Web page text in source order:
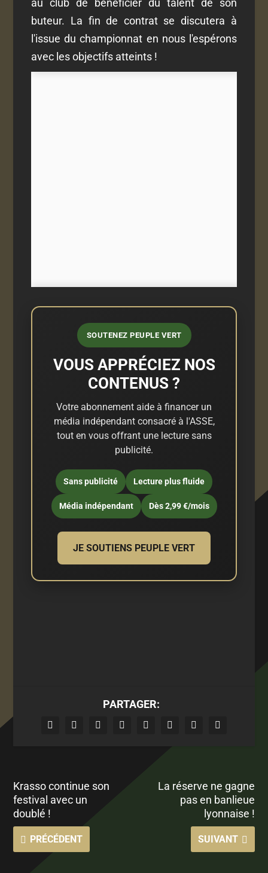
buteur. La fin de contrat se discutera à
l'issue du championnat en nous l'espérons
avec les objectifs atteints !
SOUTENEZ PEUPLE VERT
VOUS APPRÉCIEZ NOS
CONTENUS ?
Votre abonnement aide à financer un
média indépendant consacré à l'ASSE,
tout en vous offrant une lecture sans
publicité.
Sans publicité Lecture plus fluide
Média indépendant Dès 2,99 €/mois
JE SOUTIENS PEUPLE VERT
PARTAGER:
Krasso continue son
festival avec un
doublé !
PRÉCÉDENT
La réserve ne gagne
pas en banlieue
lyonnaise !
SUIVANT